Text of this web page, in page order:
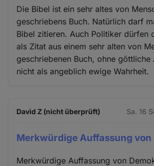
Die Bibel ist ein sehr altes von
geschriebens Buch. Natürlich darf
Bibel zitieren. Auch Politiker dürfen
als Zitat aus einem sehr alten von
geschriebenen Buch, ohne göttliche
nicht als angeblich ewige Wahrheit.
David Z (nicht überprüft) Sa. 16
Merkwürdige Auffassung von
Merkwürdige Auffassung von